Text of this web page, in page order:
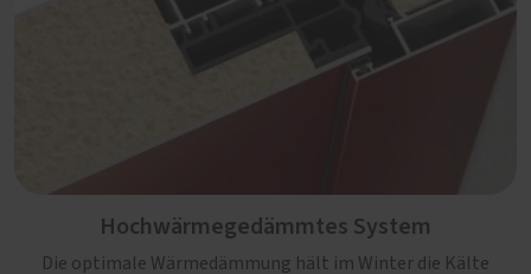
Hochwärmegedämmtes System
Die optimale Wärmedämmung hält im Winter die Kälte